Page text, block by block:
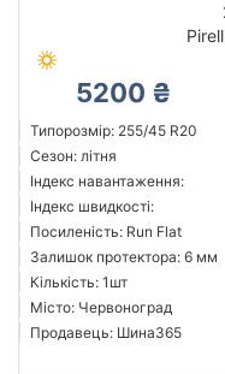
5200 ₴
Типорозмір: 255/45 R20
Сезон: літня
Індекс навантаження:
Індекс швидкості:
Посиленість: Run Flat
Залишок протектора: 6 мм
Кількість: 1шт
Місто: Червоноград
Продавець: Шина365